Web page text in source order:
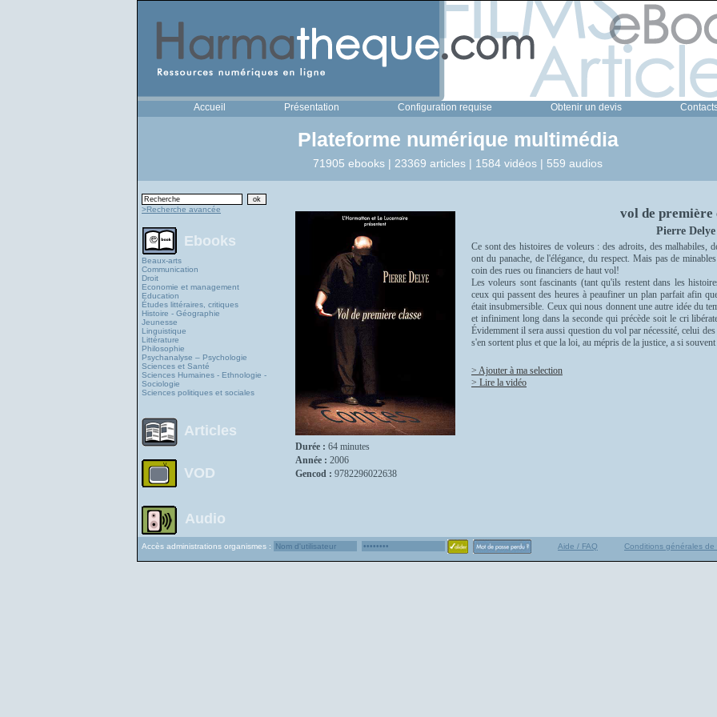
Accueil Présentation Configuration requise Obtenir un devis
Plateforme numérique multimédia
71905 ebooks | 23369 articles | 1584 vidéos | 559 audios
>Recherche avancée
Ebooks
Beaux-arts
Communication
Droit
Economie et management
Education
Études littéraires, critiques
Histoire - Géographie
Jeunesse
Linguistique
Littérature
Philosophie
Psychanalyse – Psychologie
Sciences et Santé
Sciences Humaines - Ethnologie -
Sociologie
Sciences politiques et sociales
Articles
VOD
Audio
Durée : 64 minutes
Année : 2006
Gencod : 9782296022638
vol de première
Pierre Delye
Ce sont des histoires de voleurs : des adroits, des malhabiles,
ont du panache, de l'élégance, du respect. Mais pas de
coin des rues ou financiers de haut vol!
Les voleurs sont fascinants (tant qu'ils restent dans les
ceux qui passent des heures à peaufiner un plan parfait afin
était insubmersible. Ceux qui nous donnent une autre idée du
et infiniment long dans la seconde qui précède soit le cri
Évidemment il sera aussi question du vol par nécessité, celui
s'en sortent plus et que la loi, au mépris de la justice, a si
> Ajouter à ma selection
> Lire la vidéo
Accès administrations organismes : Aide / FAQ Conditions générales de